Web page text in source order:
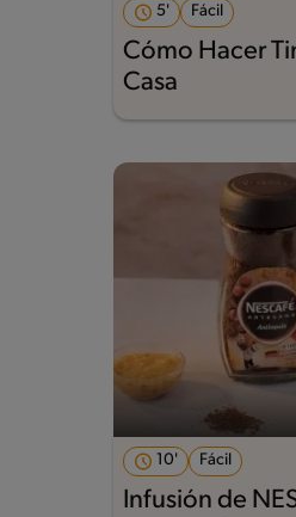
5' Fácil
Cómo Hacer
Casa
10' Fácil
Infusión de